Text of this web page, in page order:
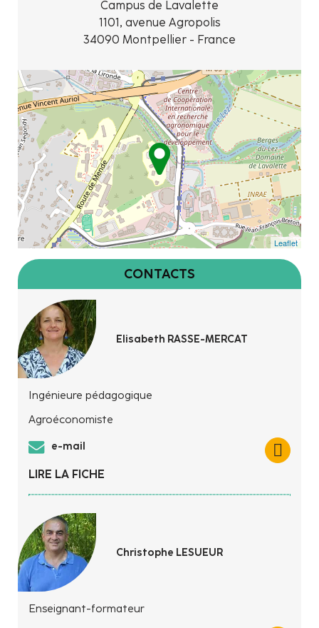
Campus de Lavalette
1101, avenue Agropolis
34090 Montpellier - France
Leaflet
CONTACTS
Elisabeth RASSE-MERCAT
Ingénieure pédagogique
Agroéconomiste
e-mail
LIRE LA FICHE
Christophe LESUEUR
Enseignant-formateur